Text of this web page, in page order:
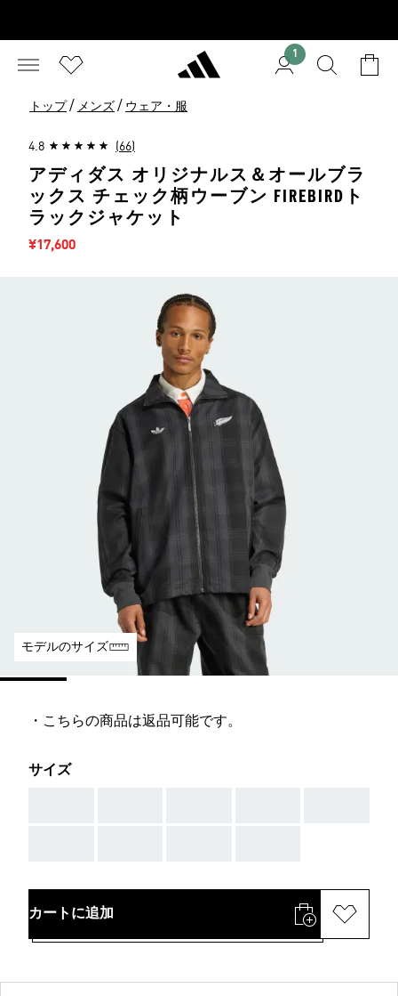
1
トップ / メンズ / ウェア・服
4.8 (66)
アディダス オリジナルス＆オールブラ
ックス チェック柄ウーブン FIREBIRDト
ラックジャケット
セール価格
¥17,600
モデルのサイズ
・こちらの商品は返品可能です。
サイズ
カートに追加